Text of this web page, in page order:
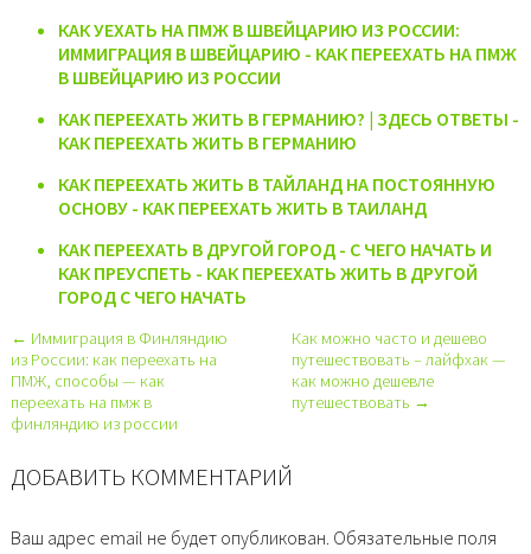
КАК УЕХАТЬ НА ПМЖ В ШВЕЙЦАРИЮ ИЗ РОССИИ:
ИММИГРАЦИЯ В ШВЕЙЦАРИЮ - КАК ПЕРЕЕХАТЬ НА ПМЖ
В ШВЕЙЦАРИЮ ИЗ РОССИИ
КАК ПЕРЕЕХАТЬ ЖИТЬ В ГЕРМАНИЮ? | ЗДЕСЬ ОТВЕТЫ -
КАК ПЕРЕЕХАТЬ ЖИТЬ В ГЕРМАНИЮ
КАК ПЕРЕЕХАТЬ ЖИТЬ В ТАЙЛАНД НА ПОСТОЯННУЮ
ОСНОВУ - КАК ПЕРЕЕХАТЬ ЖИТЬ В ТАИЛАНД
КАК ПЕРЕЕХАТЬ В ДРУГОЙ ГОРОД - С ЧЕГО НАЧАТЬ И
КАК ПРЕУСПЕТЬ - КАК ПЕРЕЕХАТЬ ЖИТЬ В ДРУГОЙ
ГОРОД С ЧЕГО НАЧАТЬ
← Иммиграция в Финляндию
из России: как переехать на
ПМЖ, способы — как
переехать на пмж в
финляндию из россии
Как можно часто и дешево
путешествовать – лайфхак —
как можно дешевле
путешествовать →
ДОБАВИТЬ КОММЕНТАРИЙ
Ваш адрес email не будет опубликован. Обязательные поля